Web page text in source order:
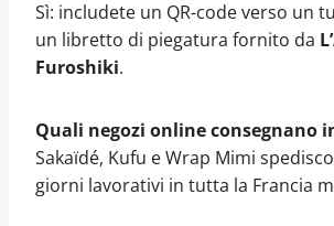
Sì: includete un QR-code verso un
un libretto di piegatura fornito da
Furoshiki.
Quali negozi online consegnano
Sakaïdé, Kufu e Wrap Mimi
giorni lavorativi in tutta la Francia